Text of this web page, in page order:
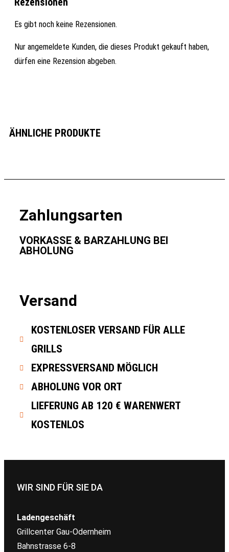
Es gibt noch keine Rezensionen.
Nur angemeldete Kunden, die dieses Produkt gekauft haben,
dürfen eine Rezension abgeben.
ÄHNLICHE PRODUKTE
Zahlungsarten
VORKASSE & BARZAHLUNG BEI
ABHOLUNG
Versand
KOSTENLOSER VERSAND FÜR ALLE
GRILLS
EXPRESSVERSAND MÖGLICH
ABHOLUNG VOR ORT
LIEFERUNG AB 120 € WARENWERT
KOSTENLOS
WIR SIND FÜR SIE DA
Ladengeschäft
Grillcenter Gau-Odernheim
Bahnstrasse 6-8